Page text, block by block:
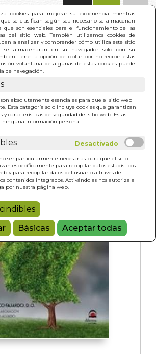
cookies para mejorar su experiencia mientras
que se clasifican según sea necesario se almacenan
que son esenciales para el funcionamiento de las
del sitio web. También utilizamos cookies de
a analizar y comprender cómo utiliza este sitio
se almacenarán en su navegador solo con su
tiene la opción de optar por no recibir estas
voluntaria de algunas de estas cookies puede
de navegación.
son absolutamente esenciales para que el sitio web
Esta categoría solo incluye cookies que garantizan
y características de seguridad del sitio web. Estas
ninguna información personal.
ser particularmente necesarias para que el sitio
específicamente para recopilar datos estadísticos
y para recopilar datos del usuario a través de
contenidos integrados. Activándolas nos autoriza a
por nuestra página web.
Básicas Aceptar todas
LA